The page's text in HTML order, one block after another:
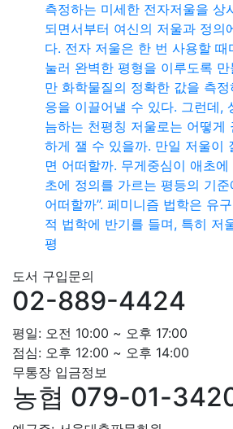
측정하는 미세한 전자저울을 상
되면서부터 여신의 저울과 정의
다. 전자 저울은 한 번 사용할
눌러 완벽한 평형을 이루도록
만 화학물질의 정확한 값을 측
응을 이끌어낼 수 있다. 그런데,
늠하는 천평칭 저울로는 어떻게
하게 잴 수 있을까. 만일 저울이
면 어떠할까. 무게중심이 애초에
초에 정의를 가르는 평등의 기
어떠할까”. 페미니즘 법학은 유
적 법학에 반기를 들며, 특히 저
평
도서 구입문의
02-889-4424
평일: 오전 10:00 ~ 오후 17:00
점심: 오후 12:00 ~ 오후 14:00
무통장 입금정보
농협 079-01-